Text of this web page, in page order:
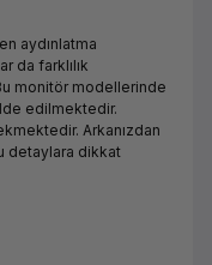
aydınlatma
da farklılık
monitör modellerinde
edilmektedir.
Arkanızdan
detaylara dikkat